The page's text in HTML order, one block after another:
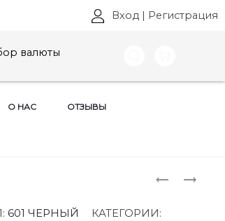
Вход | Регистрация
валюты
О НАС ОТЗЫВЫ
БРЮКИ
601 ЧЕРНЫЙ
КАТЕГОРИИ: